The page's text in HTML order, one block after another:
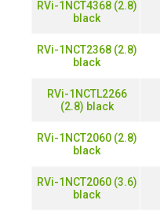
RVi-1NCT4368 (2.8)
black
RVi-1NCT2368 (2.8)
black
RVi-1NCTL2266
(2.8) black
RVi-1NCT2060 (2.8)
black
RVi-1NCT2060 (3.6)
black